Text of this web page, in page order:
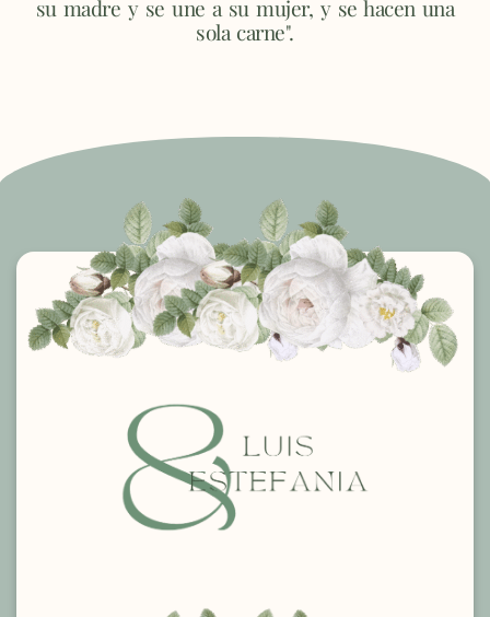
su madre y se une a su mujer, y se hacen una
sola carne".